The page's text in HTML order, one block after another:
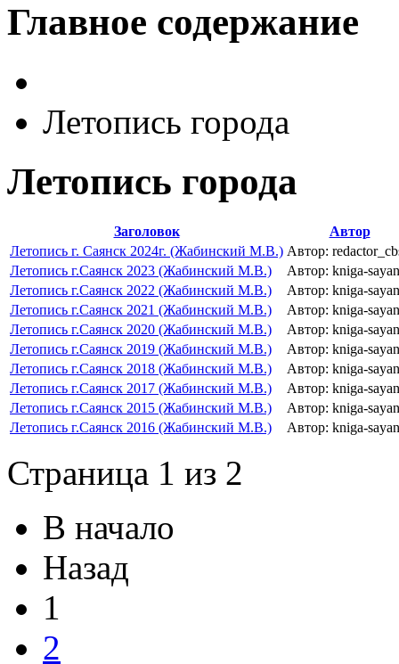
Главное содержание
Летопись города
Летопись города
Заголовок
Автор
Летопись г. Саянск 2024г. (Жабинский М.В.) Автор:
Летопись г.Саянск 2023 (Жабинский М.В.)
Автор: kniga-
Летопись г.Саянск 2022 (Жабинский М.В.)
Автор: kniga-
Летопись г.Саянск 2021 (Жабинский М.В.)
Автор: kniga-
Летопись г.Саянск 2020 (Жабинский М.В.)
Автор: kniga-
Летопись г.Саянск 2019 (Жабинский М.В.)
Автор: kniga-
Летопись г.Саянск 2018 (Жабинский М.В.)
Автор: kniga-
Летопись г.Саянск 2017 (Жабинский М.В.)
Автор: kniga-
Летопись г.Саянск 2015 (Жабинский М.В.)
Автор: kniga-
Летопись г.Саянск 2016 (Жабинский М.В.)
Автор: kniga-
Страница 1 из 2
В начало
Назад
1
2